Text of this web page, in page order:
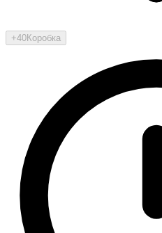
+40Коробка